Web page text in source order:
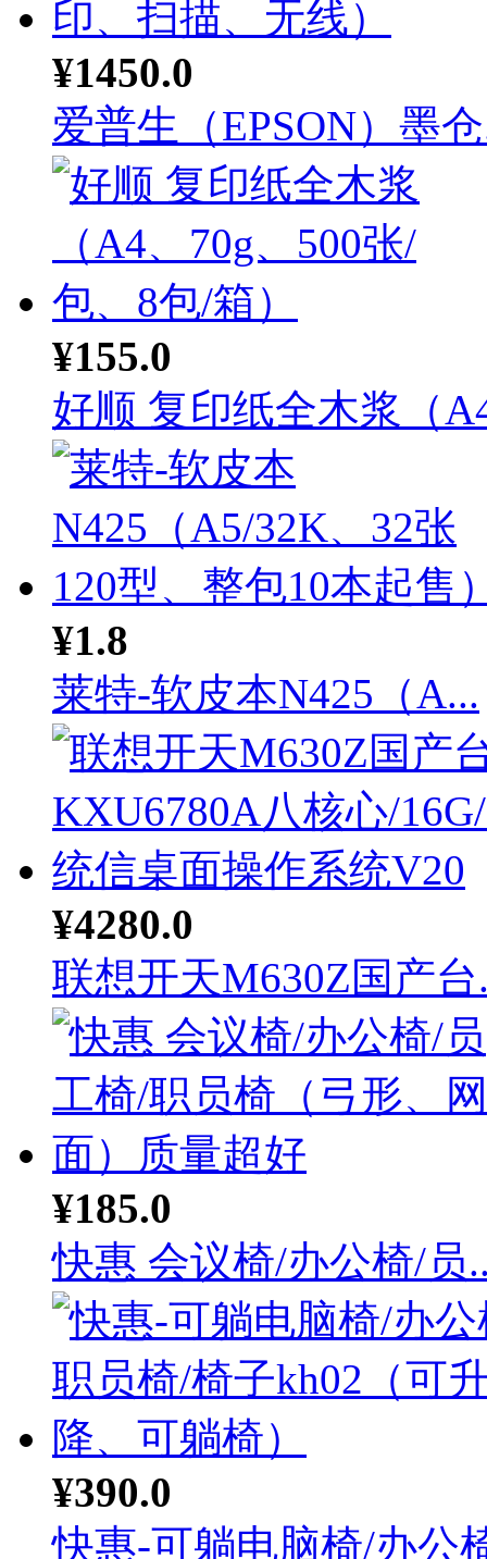
¥1450.0
爱普生（EPSON）墨
¥155.0
好顺 复印纸全木浆（
¥1.8
莱特-软皮本N425（A...
¥4280.0
联想开天M630Z国产台
¥185.0
快惠 会议椅/办公椅/员
¥390.0
快惠-可躺电脑椅/办公